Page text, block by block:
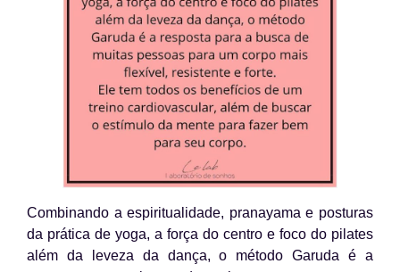
Combinando a espiritualidade, pranayama e posturas
da prática de yoga, a força do centro e foco do pilates
além da leveza da dança, o método Garuda é a